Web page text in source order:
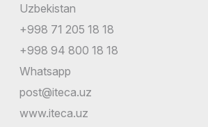
Uzbekistan
+998 71 205 18 18
+998 94 800 18 18
Whatsapp
post@iteca.uz
www.iteca.uz